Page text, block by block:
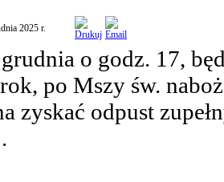
2025 r.
o godz. 17,
po Mszy św.
zyskać odpust